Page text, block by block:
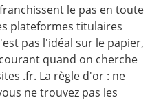
le pas en toute
plateformes titulaires
pas l'idéal sur le papier,
quand on cherche
.fr. La règle d'or : ne
ne trouvez pas les